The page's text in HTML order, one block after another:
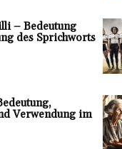
– Bedeutung
des Sprichworts
Verwendung im